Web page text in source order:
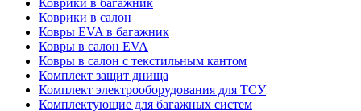
Коврики в багажник
Коврики в салон
Ковры EVA в багажник
Ковры в салон EVA
Ковры в салон с текстильным кантом
Комплект защит днища
Комплект электрооборудования для ТСУ
Комплектующие для багажных систем